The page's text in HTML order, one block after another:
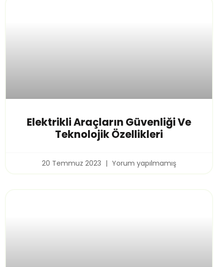
Elektrikli Araçların Güvenliği Ve
Teknolojik Özellikleri
20 Temmuz 2023 Yorum yapılmamış